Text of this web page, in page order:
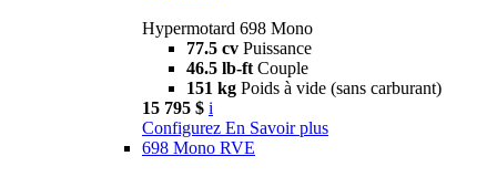
Hypermotard 698 Mono
77.5 cv Puissance
46.5 lb-ft Couple
151 kg Poids à vide (sans carburant)
15 795 $ i
Configurez En Savoir plus
698 Mono RVE